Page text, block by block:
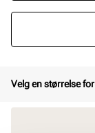
Velg en størrelse